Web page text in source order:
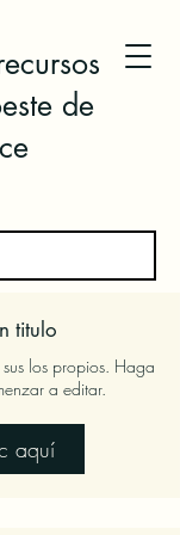
de
titulo
los propios. Haga
a editar.
aquí